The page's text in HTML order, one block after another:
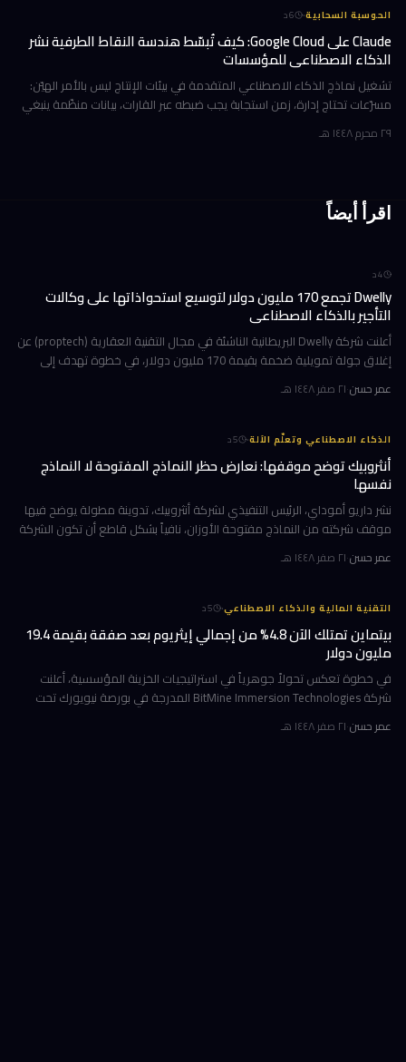
الحوسبة السحابية·
6د
Claude على Google Cloud: كيف تُبسّط هندسة النقاط الطرفية نشر
الذكاء الاصطناعي للمؤسسات
تشغيل نماذج الذكاء الاصطناعي المتقدمة في بيئات الإنتاج ليس بالأمر الهيّن:
مسرّعات تحتاج إدارة، زمن استجابة يجب ضبطه عبر القارات، بيانات منظّمة ينبغي
٢٩ محرم ١٤٤٨ هـ
اقرأ أيضاً
4د
Dwelly تجمع 170 مليون دولار لتوسيع استحواذاتها على وكالات
التأجير بالذكاء الاصطناعي
أعلنت شركة Dwelly البريطانية الناشئة في مجال التقنية العقارية (proptech) عن
إغلاق جولة تمويلية ضخمة بقيمة 170 مليون دولار، في خطوة تهدف إلى
عمر حسن·٢١ صفر ١٤٤٨ هـ
الذكاء الاصطناعي وتعلّم الآلة·
5د
أنثروبيك توضح موقفها: نعارض حظر النماذج المفتوحة لا النماذج
نفسها
نشر داريو أموداي، الرئيس التنفيذي لشركة أنثروبيك، تدوينة مطولة يوضح فيها
موقف شركته من النماذج مفتوحة الأوزان، نافياً بشكل قاطع أن تكون الشركة
عمر حسن·٢١ صفر ١٤٤٨ هـ
التقنية المالية والذكاء الاصطناعي·
5د
بيتماين تمتلك الآن 4.8% من إجمالي إيثريوم بعد صفقة بقيمة 19.4
مليون دولار
في خطوة تعكس تحولاً جوهرياً في استراتيجيات الخزينة المؤسسية، أعلنت
شركة BitMine Immersion Technologies المدرجة في بورصة نيويورك تحت
عمر حسن·٢١ صفر ١٤٤٨ هـ